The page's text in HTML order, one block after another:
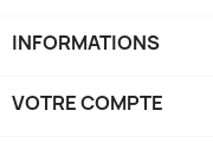
INFORMATIONS
VOTRE COMPTE